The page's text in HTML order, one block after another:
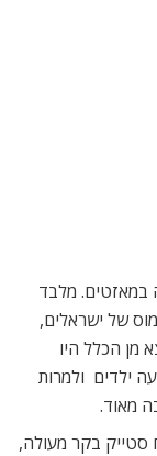
מלבד
של ישראלים,
מן הכלל היו
ילדים  ולמרות
מאוד.
סטייק בקר מעולה,